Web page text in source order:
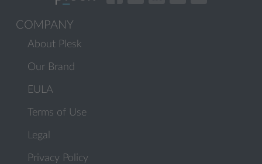
COMPANY
About Plesk
Our Brand
EULA
Terms of Use
Legal
Privacy Policy